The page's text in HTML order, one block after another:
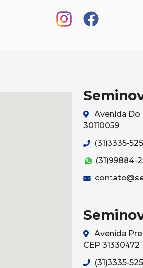
Avenida Do
30110059
(31)3335-
(31)99884-
Avenida
CEP 31330472
(31)3335-